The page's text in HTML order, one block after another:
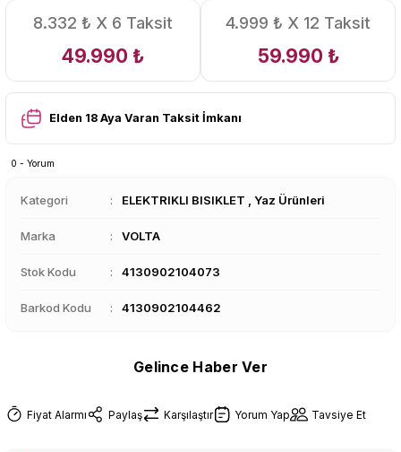
8.332 ₺ X 6 Taksit
49.990 ₺
4.999 ₺ X 12 Taksit
59.990 ₺
Elden 18 Aya Varan Taksit İmkanı
0 - Yorum
Kategori ELEKTRIKLI BISIKLET Yaz Ürünleri
Marka VOLTA
Stok Kodu 4130902104073
Barkod Kodu 4130902104462
Gelince Haber Ver
Fiyat Alarmı Paylaş Karşılaştır Yorum Yap Tavsiye Et